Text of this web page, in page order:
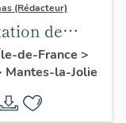
(Rédacteur)
de
de-France >
Mantes-la-Jolie